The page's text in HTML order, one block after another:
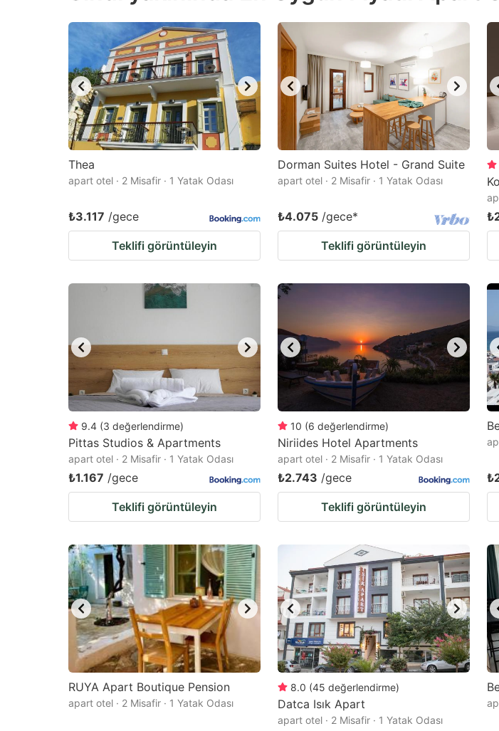
mark
key
to
get
the
keyboard
for
dates.
key
to
get
the
keyboard
shortcuts
for
dates.
Thea
apart otel · 2 Misafir · 1 Yatak Odası
₺3.117 /gece
Teklifi görüntüleyin
Dorman Suites Hotel - Grand Suite
apart otel · 2 Misafir · 1 Yatak Odası
₺4.075 /gece*
Teklifi görüntüleyin
9.4 (3 değerlendirme)
Pittas Studios & Apartments
apart otel · 2 Misafir · 1 Yatak Odası
₺1.167 /gece
Teklifi görüntüleyin
10 (6 değerlendirme)
Niriides Hotel Apartments
apart otel · 2 Misafir · 1 Yatak Odası
₺2.743 /gece
Teklifi görüntüleyin
RUYA Apart Boutique Pension
apart otel · 2 Misafir · 1 Yatak Odası
8.0 (45 değerlendirme)
Datca Isık Apart
apart otel · 2 Misafir · 1 Yatak Odası